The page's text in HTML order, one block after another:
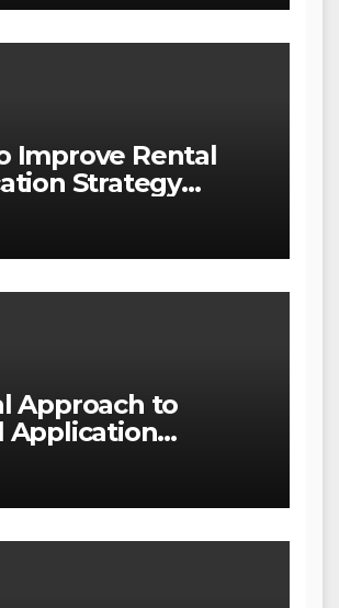
Improve Rental
Strategy
Wasting Budget
Approach to
Application
for Local Councils